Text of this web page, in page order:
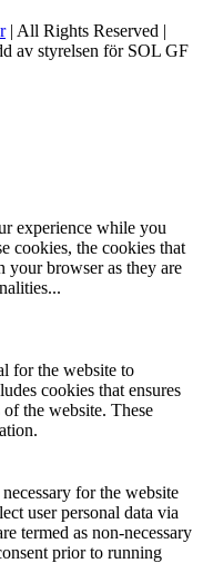
| All Rights Reserved |
av styrelsen för SOL GF
experience while you
cookies, the cookies that
your browser as they are
...
for the website to
cookies that ensures
the website. These
for the website
user personal data via
termed as non-necessary
prior to running